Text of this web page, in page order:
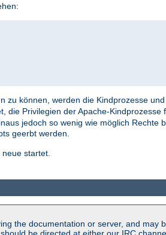
zu können, werden die Kindprozesse
die Privilegien der Apache-Kindprozesse
jedoch so wenig wie möglich Rechte
geerbt werden.
startet.
the documentation or server, and may